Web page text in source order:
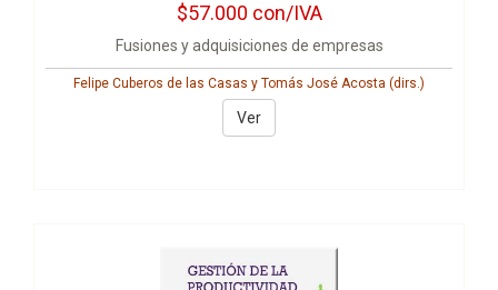
$57.000 con/IVA
Fusiones y adquisiciones de empresas
Felipe Cuberos de las Casas y Tomás José Acosta (dirs.)
Ver